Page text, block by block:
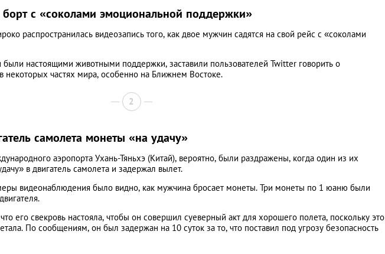
с «соколами эмоциональной поддержки»
распространилась видеозапись того, как двое мужчин садятся на свой рейс с «соколами
настоящими животными поддержки, заставили пользователей Twitter говорить о
некоторых частях мира, особенно на Ближнем Востоке.
2
самолета монеты «на удачу»
аэропорта Ухань-Тяньхэ (Китай), вероятно, были раздражены, когда один из их
в двигатель самолета и задержал вылет.
видеонаблюдения было видно, как мужчина бросает монеты. Три монеты по 1 юаню были
его свекровь настояла, чтобы он совершил суеверный акт для хорошего полета, поскольку это
По сообщениям, он был задержан на 10 суток за то, что поставил под угрозу безопасность